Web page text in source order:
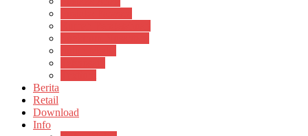
Berita
Retail
Download
Info